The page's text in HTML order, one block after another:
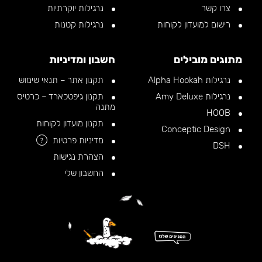
צרו קשר
רישום למועדון לקוחות
נרגילות יוקרתיות
נרגילות קטנות
מתוגים מובילים
נרגילות Alpha Hookah
נרגילות Amy Deluxe
חשבון ומדיניות
תקנון אתר – תנאי שימוש
תקנון גיפטכארד – כרטיס
מתנה
תקנון מועדון לקוחות
מדיניות פרטיות
?
הצהרת נגישות
החשבון שלי